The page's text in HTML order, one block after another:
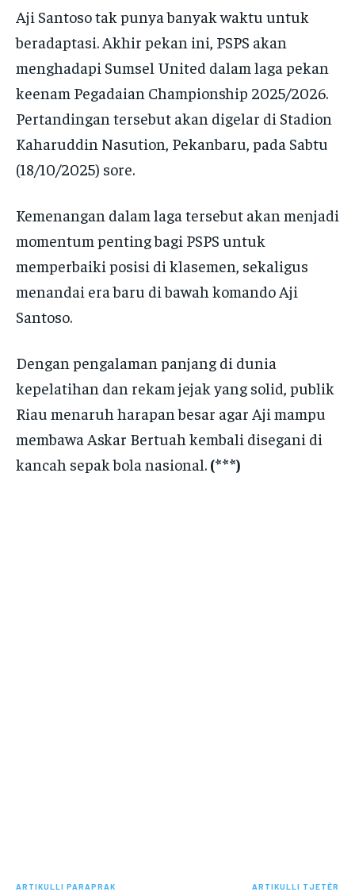
Aji Santoso tak punya banyak waktu untuk
beradaptasi. Akhir pekan ini, PSPS akan
menghadapi Sumsel United dalam laga pekan
keenam Pegadaian Championship 2025/2026.
Pertandingan tersebut akan digelar di Stadion
Kaharuddin Nasution, Pekanbaru, pada Sabtu
(18/10/2025) sore.
Kemenangan dalam laga tersebut akan menjadi
momentum penting bagi PSPS untuk
memperbaiki posisi di klasemen, sekaligus
menandai era baru di bawah komando Aji
Santoso.
Dengan pengalaman panjang di dunia
kepelatihan dan rekam jejak yang solid, publik
Riau menaruh harapan besar agar Aji mampu
membawa Askar Bertuah kembali disegani di
kancah sepak bola nasional. (***)
ARTIKULLI PARAPRAK ARTIKULLI TJETËR